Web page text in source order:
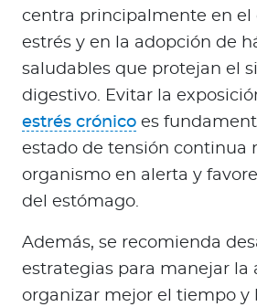
centra principalmente en el
estrés y en la adopción de
saludables que protejan el
digestivo. Evitar la
estrés crónico es
estado de tensión continua
organismo en alerta y
del estómago.
Además, se recomienda
estrategias para manejar la
organizar mejor el tiempo y